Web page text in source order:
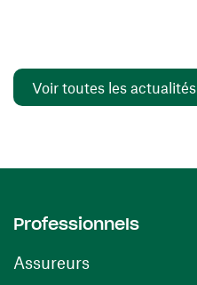
Voir toutes les actualités
Professionnels
Assureurs